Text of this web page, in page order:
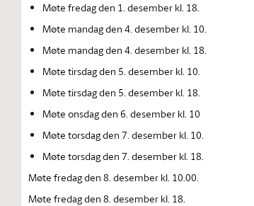
Møte fredag den 1. desember kl. 18.
Møte mandag den 4. desember kl. 10.
Møte mandag den 4. desember kl. 18.
Møte tirsdag den 5. desember kl. 10.
Møte tirsdag den 5. desember kl. 18.
Møte onsdag den 6. desember kl. 10
Møte torsdag den 7. desember kl. 10.
Møte torsdag den 7. desember kl. 18.
Møte fredag den 8. desember kl. 10.00.
Møte fredag den 8. desember kl. 18.